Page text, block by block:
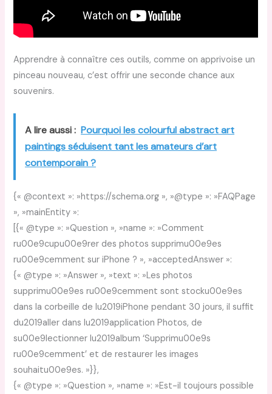
Apprendre à connaître ces outils, comme on apprivoise un
pinceau nouveau, c’est offrir une seconde chance aux
souvenirs.
A lire aussi : Pourquoi les colourful abstract art
paintings séduisent tant les amateurs d’art
contemporain ?
{« @context »: »https://schema.org », »@type »: »FAQPage
», »mainEntity »:
[{« @type »: »Question », »name »: »Comment
ru00e9cupu00e9rer des photos supprimu00e9es
ru00e9cemment sur iPhone ? », »acceptedAnswer »:
{« @type »: »Answer », »text »: »Les photos
supprimu00e9es ru00e9cemment sont stocku00e9es
dans la corbeille de lu2019iPhone pendant 30 jours, il suffit
du2019aller dans lu2019application Photos, de
su00e9lectionner lu2019album ‘Supprimu00e9s
ru00e9cemment’ et de restaurer les images
souhaitu00e9es. »}},
{« @type »: »Question », »name »: »Est-il toujours possible